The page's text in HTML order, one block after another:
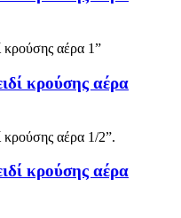
κρούσης αέρα
κρούσης αέρα